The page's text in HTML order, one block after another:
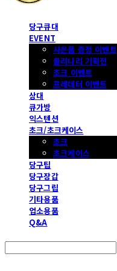
당구큐대
EVENT
사은품 증정 이벤트
몰리나리 기획전
초크 이벤트
프레데터 이벤트
상대
큐가방
익스텐션
초크/초크케이스
초크
초크케이스
당구팁
당구장갑
당구그립
기타용품
업소용품
Q&A